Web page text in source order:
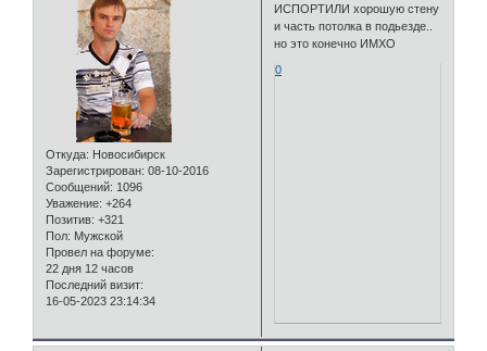
Откуда: Новосибирск
Зарегистрирован: 08-10-2016
Сообщений: 1096
Уважение: +264
Позитив: +321
Пол: Мужской
Провел на форуме:
22 дня 12 часов
Последний визит:
16-05-2023 23:14:34
ИСПОРТИЛИ хорошую стену
и часть потолка в подьезде..
но это конечно ИМХО
0